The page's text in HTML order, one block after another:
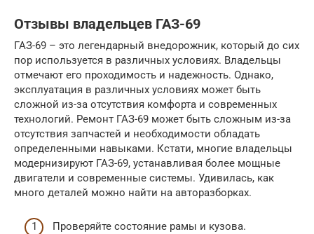
Отзывы владельцев ГАЗ-69
ГАЗ-69 – это легендарный внедорожник, который до сих
пор используется в различных условиях. Владельцы
отмечают его проходимость и надежность. Однако,
эксплуатация в различных условиях может быть
сложной из-за отсутствия комфорта и современных
технологий. Ремонт ГАЗ-69 может быть сложным из-за
отсутствия запчастей и необходимости обладать
определенными навыками. Кстати, многие владельцы
модернизируют ГАЗ-69, устанавливая более мощные
двигатели и современные системы. Удивилась, как
много деталей можно найти на авторазборках.
Проверяйте состояние рамы и кузова.